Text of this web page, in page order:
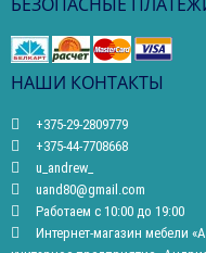
НАШИ КОНТАКТЫ
+375-29-2809779
+375-44-7708668
u_andrew_
uand80@gmail.com
Работаем с 10:00 до 19:00
Интернет-магазин мебели